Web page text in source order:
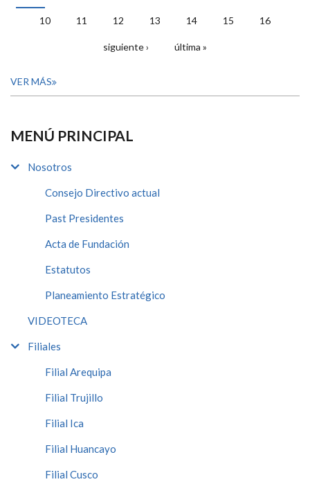
PÁGINAS
10 11 12 13 14 15 16
siguiente › última »
VER MÁS
MENÚ PRINCIPAL
Nosotros
Consejo Directivo actual
Past Presidentes
Acta de Fundación
Estatutos
Planeamiento Estratégico
VIDEOTECA
Filiales
Filial Arequipa
Filial Trujillo
Filial Ica
Filial Huancayo
Filial Cusco